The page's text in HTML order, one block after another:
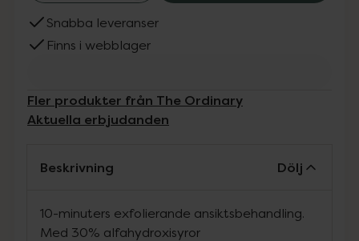
Snabba leveranser
Finns i webblager
Fler produkter från The Ordinary
Aktuella erbjudanden
Beskrivning Dölj
10-minuters exfolierande ansiktsbehandling.
Med 30% alfahydroxisyror